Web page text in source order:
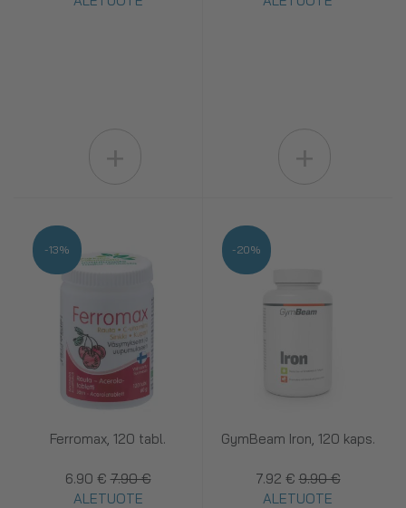
Ferromax, 120 tabl.
6.90 € 7.90 €
ALETUOTE
-13%
GymBeam Iron, 120 kaps.
7.92 € 9.90 €
ALETUOTE
-20%